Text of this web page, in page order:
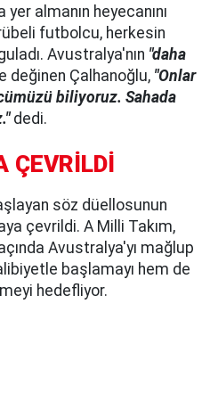
almanın heyecanını
futbolcu, herkesin
Avustralya'nın "daha
değinen Çalhanoğlu, "Onlar
biliyoruz. Sahada
dedi.
ÇEVRİLDİ
söz düellosunun
çevrildi. A Milli Takım,
Avustralya'yı mağlup
başlamayı hem de
hedefliyor.